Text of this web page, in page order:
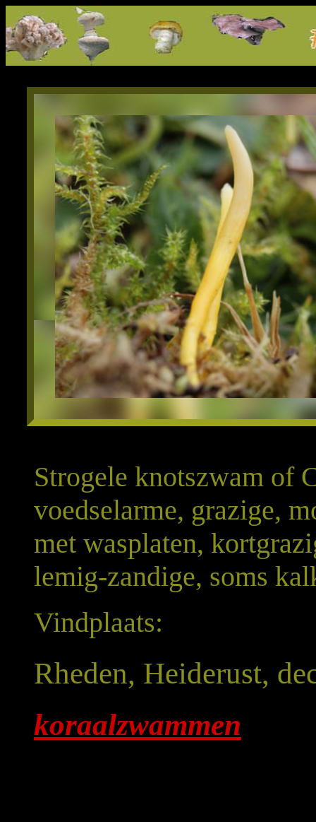
Strogele knotszwam of
voedselarme, grazige,
met wasplaten,
lemig-zandige, soms
Vindplaats:
Rheden, Heiderust,
koraalzwammen